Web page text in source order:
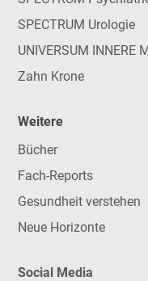
SPECTRUM Urologie
UNIVERSUM INNERE
Zahn Krone
Weitere
Bücher
Fach-Reports
Gesundheit verstehen
Neue Horizonte
Social Media